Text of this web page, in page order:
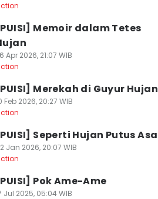
Memoir dalam Tetes
Apr 2026, 21:07 WIB
Merekah di Guyur Hujan
Feb 2026, 20:27 WIB
Seperti Hujan Putus Asa
Jan 2026, 20:07 WIB
Pok Ame-Ame
Jul 2025, 05:04 WIB